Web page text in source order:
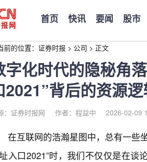
首页 快讯 要闻 股市
前的位置： 证券时报 > 公司 > 正文
字化时代的隐秘角
2021”背后的资源
：证券时报网 作者：程益中 2026-02-09
在互联网的浩瀚星图中，总有一些
入口2021”时，我们不仅仅是在谈